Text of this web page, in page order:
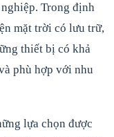
Trong định
mặt trời có lưu trữ,
thiết bị có khả
phù hợp với nhu
lựa chọn được